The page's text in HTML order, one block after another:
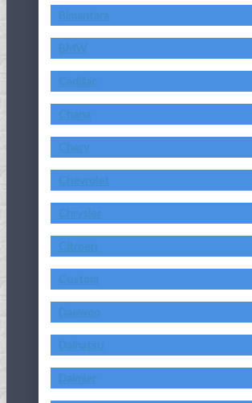
Bimantara
BMW
Cadillac
Chana
Chery
Chevrolet
Chrysler
Citroen
Custom
Daewoo
Daihatsu
Daimler